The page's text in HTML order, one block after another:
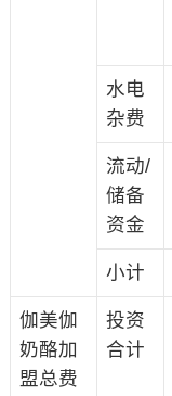
水电
杂费
流动/
储备
资金
小计
伽美伽
奶酪加
盟总费
投资
合计